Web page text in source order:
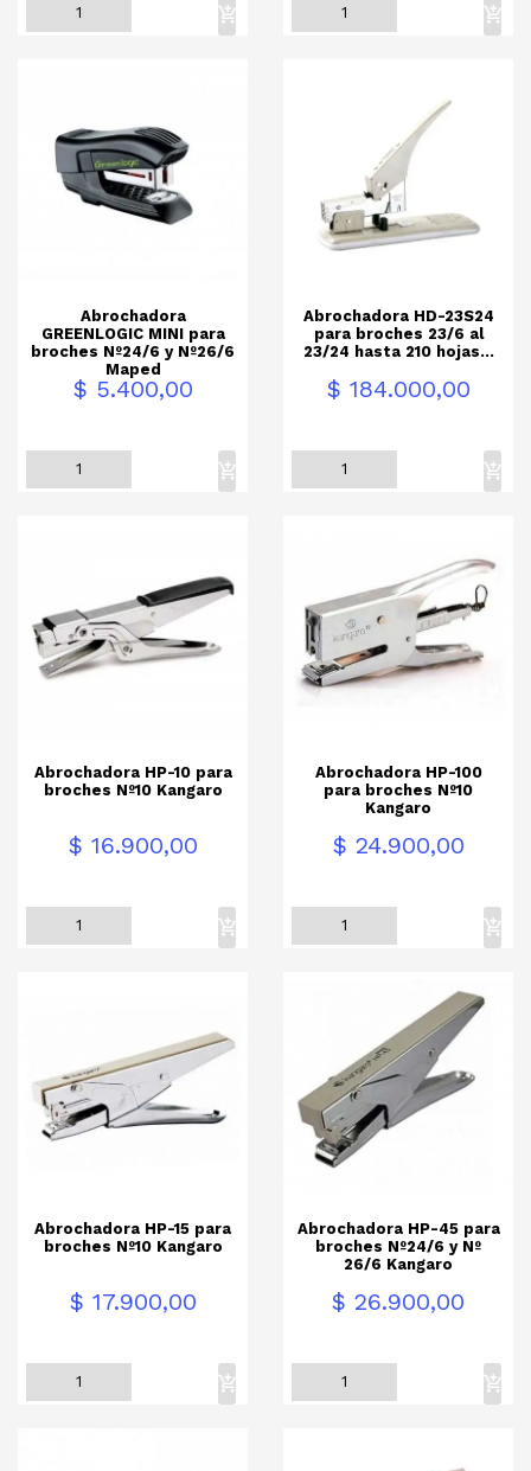
Abrochadora
GREENLOGIC MINI para
broches Nº24/6 y Nº26/6
Maped
Precio$ 5.400,00
Abrochadora HD-23S24
para broches 23/6 al
23/24 hasta 210 hojas...
Precio$ 184.000,00
Abrochadora HP-10 para
broches Nº10 Kangaro
Precio$ 16.900,00
Abrochadora HP-100
para broches Nº10
Kangaro
Precio$ 24.900,00
Abrochadora HP-15 para
broches Nº10 Kangaro
Precio$ 17.900,00
Abrochadora HP-45 para
broches Nº24/6 y Nº
26/6 Kangaro
Precio$ 26.900,00